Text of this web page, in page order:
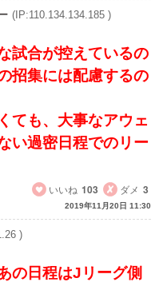
(IP:110.134.134.185 )
試合が控えているの
招集には配慮するの
ても、大事なアウェ
い過密日程でのリー
いいね 103 ダメ 3
2019年11月20日 11:30
)
の日程はJリーグ側